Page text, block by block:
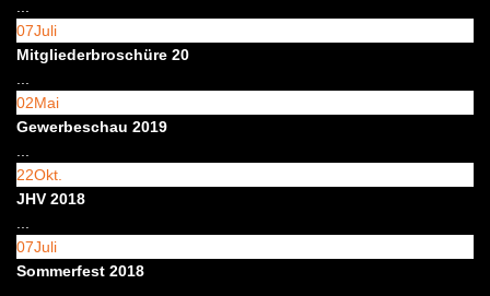
07Juli
Mitgliederbroschüre 20
02Mai
Gewerbeschau 2019
22Okt.
JHV 2018
07Juli
Sommerfest 2018